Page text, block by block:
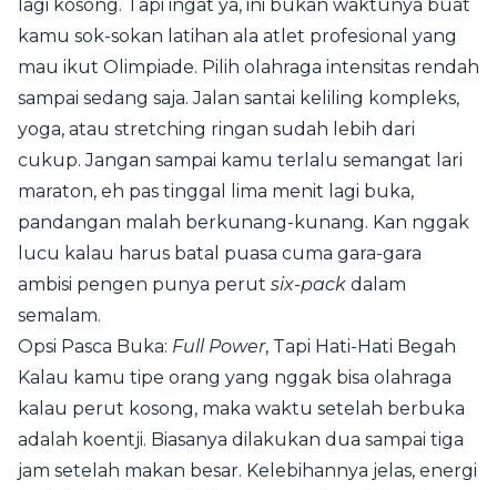
lagi kosong. Tapi ingat ya, ini bukan waktunya buat
kamu sok-sokan latihan ala atlet profesional yang
mau ikut Olimpiade. Pilih olahraga intensitas rendah
sampai sedang saja. Jalan santai keliling kompleks,
yoga, atau stretching ringan sudah lebih dari
cukup. Jangan sampai kamu terlalu semangat lari
maraton, eh pas tinggal lima menit lagi buka,
pandangan malah berkunang-kunang. Kan nggak
lucu kalau harus batal puasa cuma gara-gara
ambisi pengen punya perut six-pack dalam
semalam.
Opsi Pasca Buka: Full Power, Tapi Hati-Hati Begah
Kalau kamu tipe orang yang nggak bisa olahraga
kalau perut kosong, maka waktu setelah berbuka
adalah koentji. Biasanya dilakukan dua sampai tiga
jam setelah makan besar. Kelebihannya jelas, energi